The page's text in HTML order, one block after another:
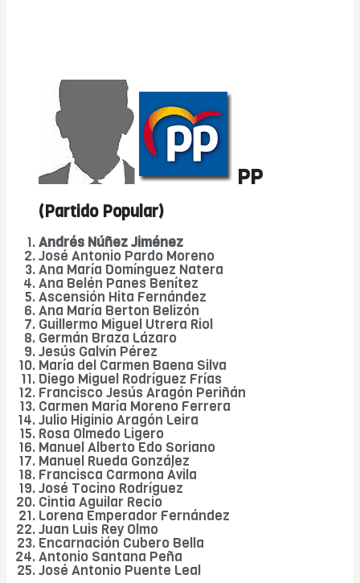
PP
(Partido Popular)
Andrés Núñez Jiménez
José Antonio Pardo Moreno
Ana María Domínguez Natera
Ana Belén Panes Benítez
Ascensión Hita Fernández
Ana María Berton Belizón
Guillermo Miguel Utrera Riol
Germán Braza Lázaro
Jesús Galvín Pérez
María del Carmen Baena Silva
Diego Miguel Rodríguez Frías
Francisco Jesús Aragón Periñán
Carmen María Moreno Ferrera
Julio Higinio Aragón Leira
Rosa Olmedo Ligero
Manuel Alberto Edo Soriano
Manuel Rueda González
Francisca Carmona Ávila
José Tocino Rodríguez
Cintia Aguilar Recio
Lorena Emperador Fernández
Juan Luis Rey Olmo
Encarnación Cubero Bella
Antonio Santana Peña
José Antonio Puente Leal